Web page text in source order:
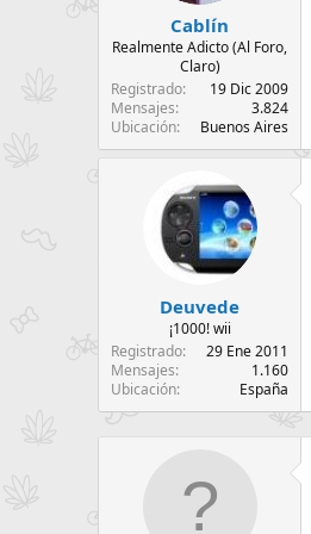
Cablín
Realmente Adicto (Al Foro,
Claro)
Registrado
19 Dic 2009
Mensajes
3.824
Ubicación
Buenos Aires
Deuvede
¡1000! wii
Registrado
29 Ene 2011
Mensajes
1.160
Ubicación
España